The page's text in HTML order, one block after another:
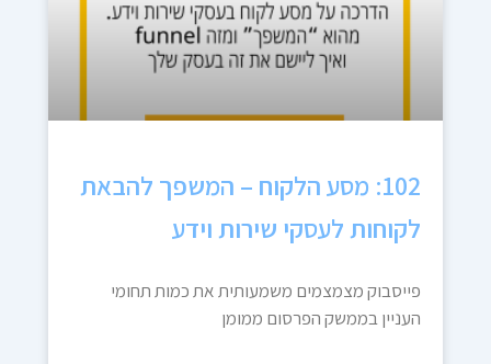
102: מסע הלקוח – המשפך להבאת
לקוחות לעסקי שירות וידע
פייסבוק מצמצמים משמעותית את כמות תחומי
העניין בממשק הפרסום ממומן